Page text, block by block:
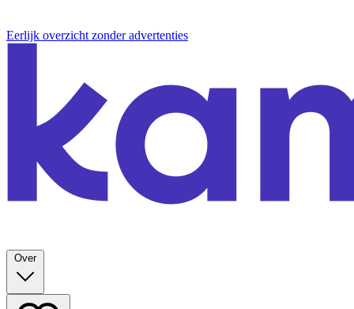
Eerlijk overzicht zonder advertenties
Over